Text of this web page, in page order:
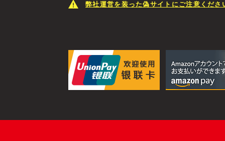
弊社運営を装った偽サイトにご注意くださ